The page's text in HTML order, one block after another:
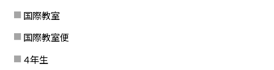
国際教室
国際教室便
４年生